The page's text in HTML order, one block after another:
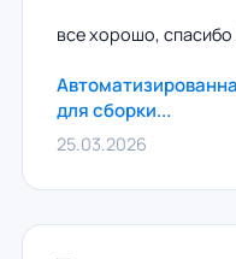
все хорошо, спасибо
для сборки...
25.03.2026